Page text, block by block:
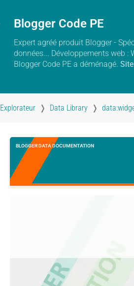
Blogger Code PE
Expert agréé produit Blogger -
données... Développements web :
Blogger Code PE a déménagé.
Explorateur Data Library
BLOGGER DATA DOCUMENTATION